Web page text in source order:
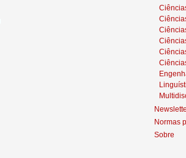
Normas
Sobre